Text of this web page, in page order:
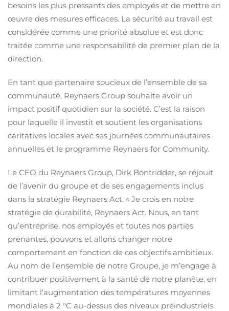
besoins les plus pressants des employés et de mettre en
œuvre des mesures efficaces. La sécurité au travail est
considérée comme une priorité absolue et est donc
traitée comme une responsabilité de premier plan de la
direction.
En tant que partenaire soucieux de l’ensemble de sa
communauté, Reynaers Group souhaite avoir un
impact positif quotidien sur la société. C’est la raison
pour laquelle il investit et soutient les organisations
caritatives locales avec ses journées communautaires
annuelles et le programme Reynaers for Community.
Le CEO du Reynaers Group, Dirk Bontridder, se réjouit
de l’avenir du groupe et de ses engagements inclus
dans la stratégie Reynaers Act. « Je crois en notre
stratégie de durabilité, Reynaers Act. Nous, en tant
qu’entreprise, nos employés et toutes nos parties
prenantes, pouvons et allons changer notre
comportement en fonction de ces objectifs ambitieux.
Au nom de l’ensemble de notre Groupe, je m’engage à
contribuer positivement à la santé de notre planète, en
limitant l’augmentation des températures moyennes
mondiales à 2 °C au-dessus des niveaux préindustriels